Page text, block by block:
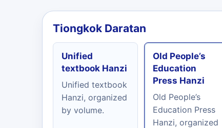
Tiongkok Daratan
Unified
textbook Hanzi
Unified textbook
Hanzi, organized
by volume.
Old People’s
Education
Press Hanzi
Old People’s
Education Press
Hanzi, organized